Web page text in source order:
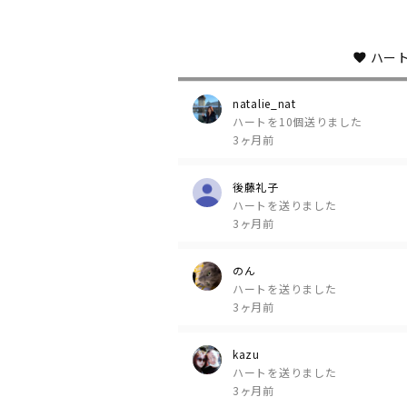
ハート
natalie_nat
ハートを10個送りました
3ヶ月前
後藤礼子
ハートを送りました
3ヶ月前
のん
ハートを送りました
3ヶ月前
kazu
ハートを送りました
3ヶ月前